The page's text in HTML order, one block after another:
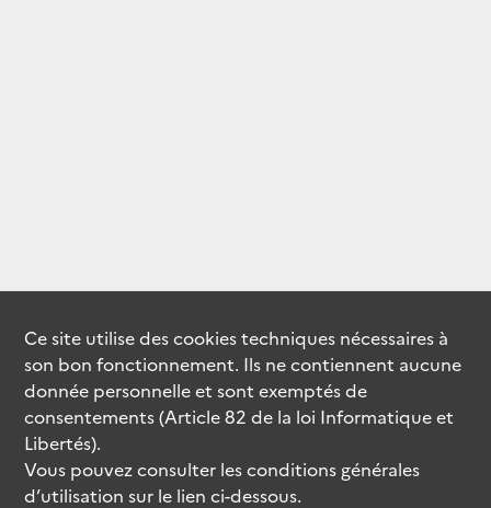
Ce site utilise descookiestechniques nécessaires à
son bon fonctionnement. Ils ne contiennent aucune
donnée personnelle et sont exemptés de
consentements (Article 82 de la loi Informatique et
Libertés).
Vous pouvez consulter les conditions générales
d’utilisation sur le lien ci-dessous.